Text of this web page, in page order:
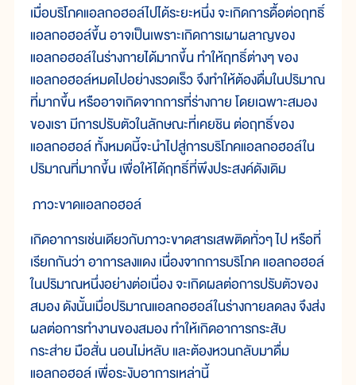
เมื่อบริโภคแอลกอฮอล์ไปได้ระยะหนึ่ง จะเกิดการดื้อต่อฤทธิ์
แอลกอฮอล์ขึ้น อาจเป็นเพราะเกิดการเผาผลาญของ
แอลกอฮอล์ในร่างกายได้มากขึ้น ทำให้ฤทธิ์ต่างๆ ของ
แอลกอฮอล์หมดไปอย่างรวดเร็ว จึงทำให้ต้องดื่มในปริมาณ
ที่มากขึ้น หรืออาจเกิดจากการที่ร่างกาย โดยเฉพาะสมอง
ของเรา มีการปรับตัวในลักษณะที่เคยชิน ต่อฤทธิ์ของ
แอลกอฮอล์ ทั้งหมดนี้จะนำไปสู่การบริโภคแอลกอฮอล์ใน
ปริมาณที่มากขึ้น เพื่อให้ได้ฤทธิ์ที่พึงประสงค์ดังเดิม
ภาวะขาดแอลกอฮอล์
เกิดอาการเช่นเดียวกับภาวะขาดสารเสพติดทั่วๆ ไป หรือที่
เรียกกันว่า อาการลงแดง เนื่องจากการบริโภค แอลกอฮอล์
ในปริมาณหนึ่งอย่างต่อเนื่อง จะเกิดผลต่อการปรับตัวของ
สมอง ดังนั้นเมื่อปริมาณแอลกอฮอล์ในร่างกายลดลง จึงส่ง
ผลต่อการทำงานของสมอง ทำให้เกิดอาการกระสับ
กระส่าย มือสั่น นอนไม่หลับ และต้องหวนกลับมาดื่ม
แอลกอฮอล์ เพื่อระงับอาการเหล่านี้